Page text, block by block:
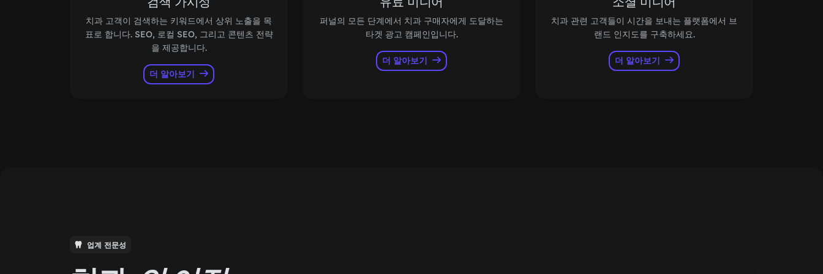
치과 고객이 검색하는 키워드에서 상위 노출을 목
표로 합니다. SEO, 로컬 SEO, 그리고 콘텐츠 전략
을 제공합니다.
더 알아보기
퍼널의 모든 단계에서 치과 구매자에게 도달하는
타겟 광고 캠페인입니다.
더 알아보기
치과 관련 고객들이 시간을 보내는 플랫폼에서 브
랜드 인지도를 구축하세요.
더 알아보기
업계 전문성